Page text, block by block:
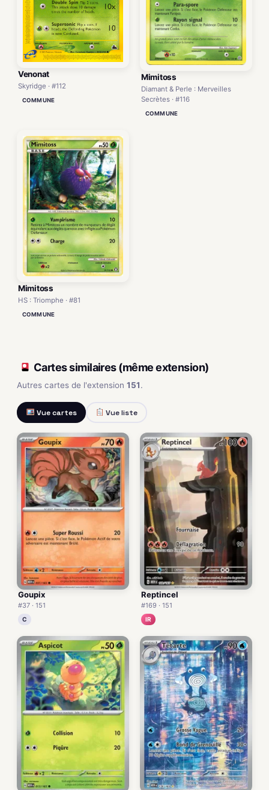
Venonat
Skyridge · #112
COMMUNE
Mimitoss
Diamant & Perle : Merveilles
Secrètes · #116
COMMUNE
Mimitoss
HS : Triomphe · #81
COMMUNE
Cartes similaires (même extension)
Autres cartes de l'extension 151.
Vue cartes Vue liste
Goupix
#37 · 151
C
Reptincel
#169 · 151
IR